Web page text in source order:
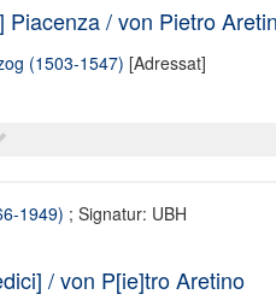
/ von Pietro
(1503-1547) [Adressat]
1949) ; Signatur: UBH
/ von P[ie]tro Aretino